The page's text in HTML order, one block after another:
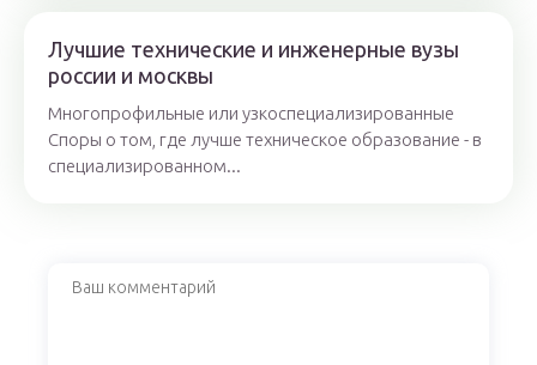
Лучшие технические и инженерные вузы
россии и москвы
Многопрофильные или узкоспециализированные
Споры о том, где лучше техническое образование - в
специализированном...